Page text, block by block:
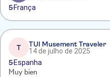
5 França
T
TUI Musement Traveler
14 de julho de 2025
5 Espanha
Muy bien